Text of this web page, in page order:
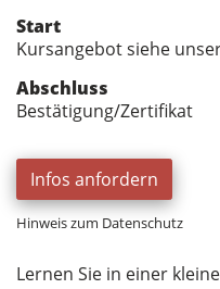
Start
Kursangebot siehe
Abschluss
Bestätigung/Zertifikat
Infos anfordern
Hinweis zum Datenschutz
Lernen Sie in einer